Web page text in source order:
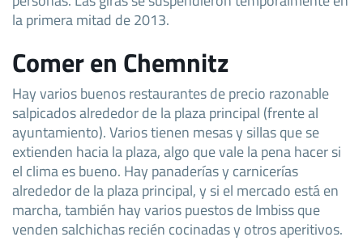
la primera mitad de 2013.
Comer en Chemnitz
Hay varios buenos restaurantes de precio razonable
salpicados alrededor de la plaza principal (frente al
ayuntamiento). Varios tienen mesas y sillas que se
extienden hacia la plaza, algo que vale la pena hacer si
el clima es bueno. Hay panaderías y carnicerías
alrededor de la plaza principal, y si el mercado está en
marcha, también hay varios puestos de Imbiss que
venden salchichas recién cocinadas y otros aperitivos.